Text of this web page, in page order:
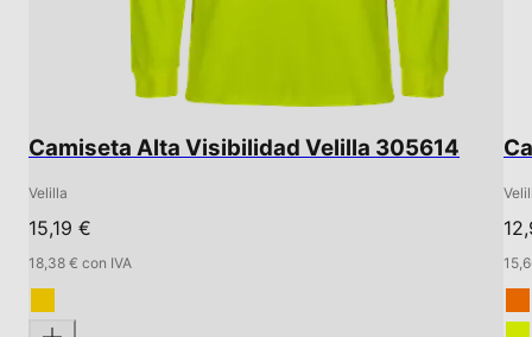
Camiseta Alta Visibilidad Velilla 305614
Velilla
15,19 €
18,38 € con IVA